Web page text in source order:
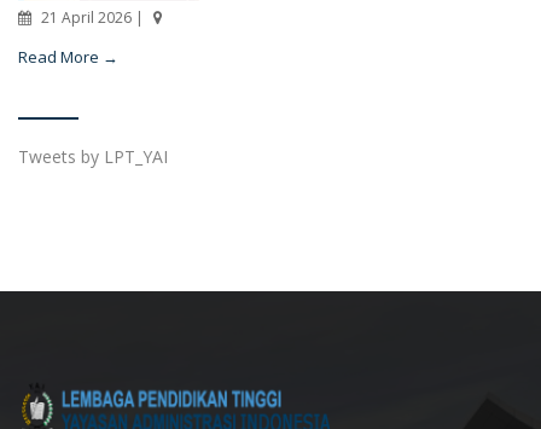
21 April 2026 |
Read More →
Tweets by LPT_YAI